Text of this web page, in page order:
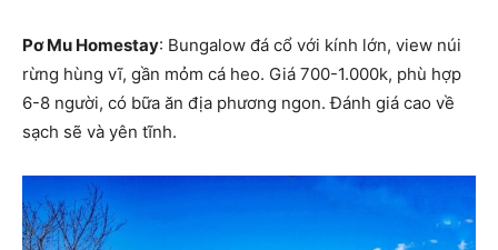
Pơ Mu Homestay: Bungalow đá cổ với kính lớn, view núi
rừng hùng vĩ, gần mỏm cá heo. Giá 700-1.000k, phù hợp
6-8 người, có bữa ăn địa phương ngon. Đánh giá cao về
sạch sẽ và yên tĩnh.